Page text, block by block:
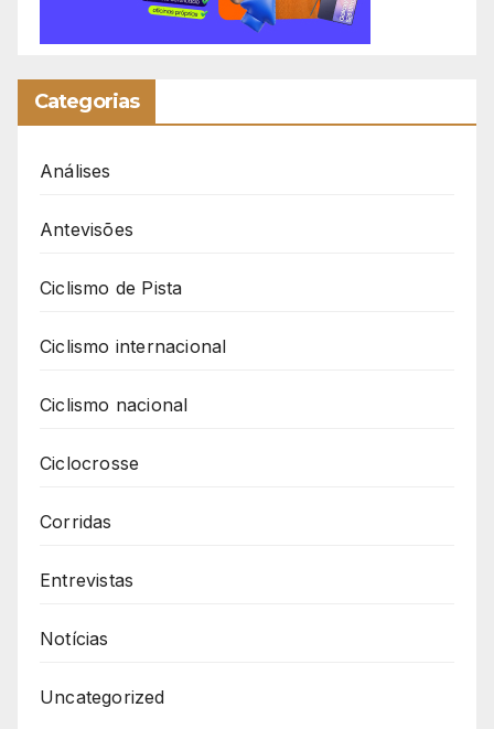
Categorias
Análises
Antevisões
Ciclismo de Pista
Ciclismo internacional
Ciclismo nacional
Ciclocrosse
Corridas
Entrevistas
Notícias
Uncategorized